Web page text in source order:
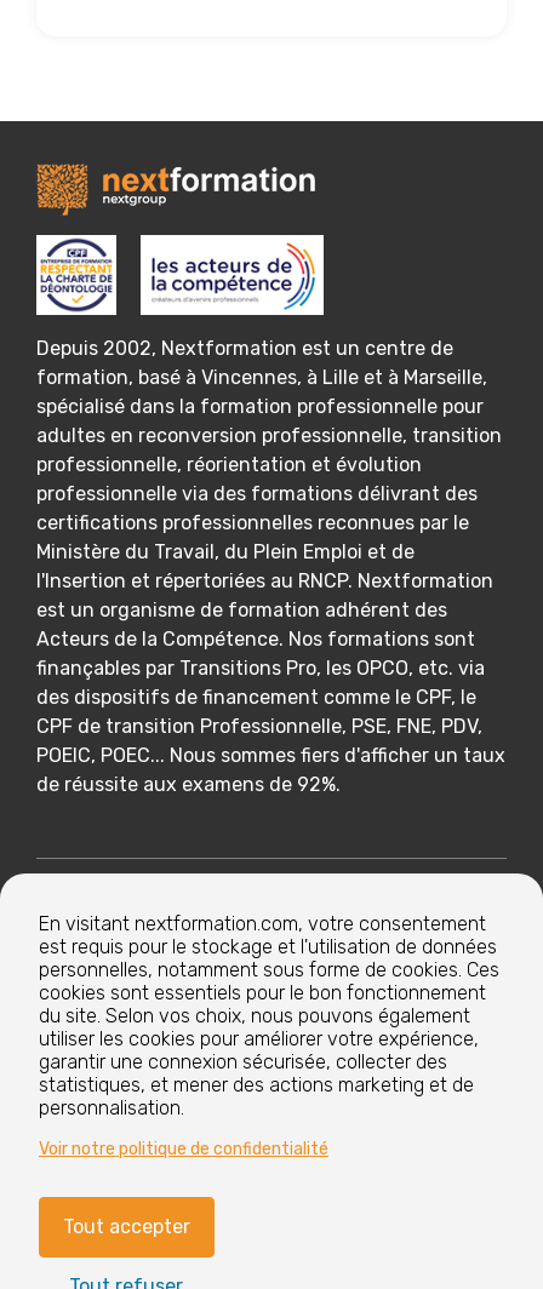
Depuis 2002, Nextformation est un centre de
formation, basé à Vincennes, à Lille et à Marseille,
spécialisé dans la formation professionnelle pour
adultes en reconversion professionnelle, transition
professionnelle, réorientation et évolution
professionnelle via des formations délivrant des
certifications professionnelles reconnues par le
Ministère du Travail, du Plein Emploi et de
l'Insertion et répertoriées au RNCP. Nextformation
est un organisme de formation adhérent des
Acteurs de la Compétence. Nos formations sont
finançables par Transitions Pro, les OPCO, etc. via
des dispositifs de financement comme le CPF, le
CPF de transition Professionnelle, PSE, FNE, PDV,
POEIC, POEC... Nous sommes fiers d'afficher un taux
de réussite aux examens de 92%.
Nos formations
Nos centres de formation
Le groupe
Paramètres cookies
Mentions légales
En visitant nextformation.com, votre consentement
est requis pour le stockage et l'utilisation de données
personnelles, notamment sous forme de cookies. Ces
cookies sont essentiels pour le bon fonctionnement
du site. Selon vos choix, nous pouvons également
utiliser les cookies pour améliorer votre expérience,
garantir une connexion sécurisée, collecter des
statistiques, et mener des actions marketing et de
personnalisation.
Tout accepter
Voir notre politique de confidentialité